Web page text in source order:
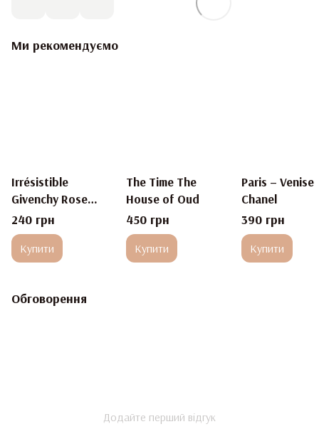
Ми рекомендуємо
Irrésistible
Givenchy Rose
Velvet
240 грн
Купити
The Time The
House of Oud
450 грн
Купити
Paris – Venise
Chanel
390 грн
Купити
Обговорення
Додайте перший відгук